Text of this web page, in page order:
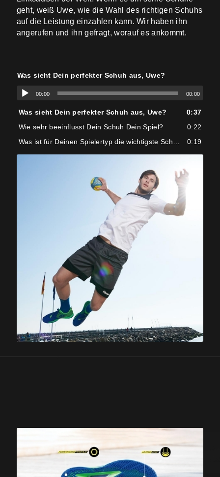
geht, weiß Uwe, wie die Wahl des richtigen Schuhs
auf die Leistung einzahlen kann. Wir haben ihn
angerufen und ihn gefragt, worauf es ankommt.
Was sieht Dein perfekter Schuh aus, Uwe?
00:00 00:00
Was sieht Dein perfekter Schuh aus, Uwe?
0:37
Wie sehr beeinflusst Dein Schuh Dein Spiel?
0:22
0:19